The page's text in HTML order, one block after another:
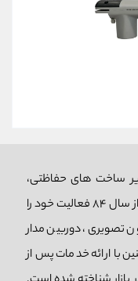
ساخت های حفاظتی،
امنیتی و هوشمند سازی صنعت ساختمان از سال 84 فعالیت خود را
تصویری، دوربین مدار
با ارائه خدمات پس از